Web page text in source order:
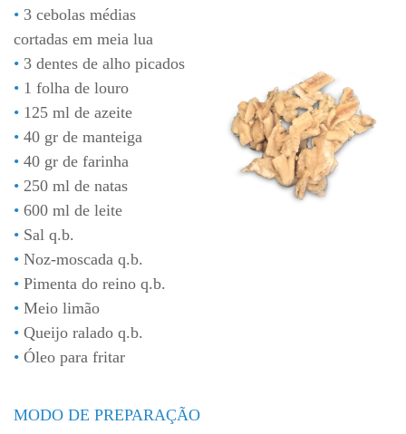
3 cebolas médias
cortadas em meia lua
3 dentes de alho picados
1 folha de louro
125 ml de azeite
40 gr de manteiga
40 gr de farinha
250 ml de natas
600 ml de leite
Sal q.b.
Noz-moscada q.b.
Pimenta do reino q.b.
Meio limão
Queijo ralado q.b.
Óleo para fritar
MODO DE PREPARAÇÃO